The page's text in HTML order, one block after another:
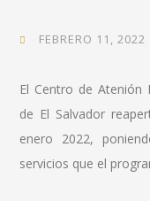
FEBRERO 11, 2022
El Centro de Atenión
de El Salvador
enero 2022,
servicios que el